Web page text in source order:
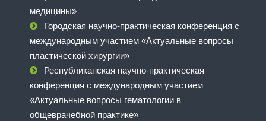
медицины»
Городская научно-практическая конференция с
международным участием «Актуальные вопросы
пластической хирургии»
Республиканская научно-практическая
конференция с международным участием
«Актуальные вопросы гематологии в
общеврачебной практике»